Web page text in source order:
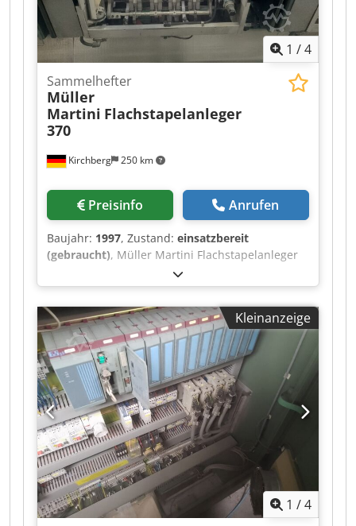
1 /4
Kirchberg 250 km
Sammelhefter
Müller
Martini Flachstapelanleger
370
Preisinfo Anrufen
Baujahr: 1997, Zustand: einsatzbereit
(gebraucht), Müller Martini Flachstapelanleger
370, Baujahr 1997 6x Cedpfx Ahewvmp Re Roha
Kleinanzeige
1 /4